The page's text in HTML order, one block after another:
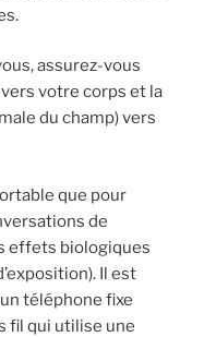
assurez-vous
votre corps et la
du champ) vers
que pour
de
effets biologiques
Il est
téléphone fixe
fil qui utilise une